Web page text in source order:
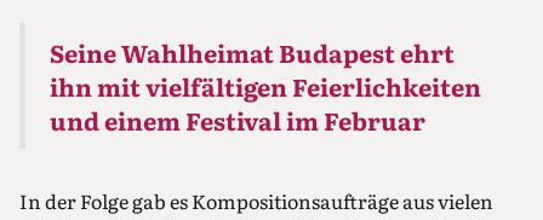
Seine Wahlheimat Budapest ehrt
ihn mit vielfältigen Feierlichkeiten
und einem Festival im Februar
In der Folge gab es Kompositionsaufträge aus vielen